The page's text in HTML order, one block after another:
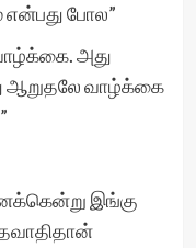
போல”
அது
ஆறுதலே வாழ்க்கை
இங்கு